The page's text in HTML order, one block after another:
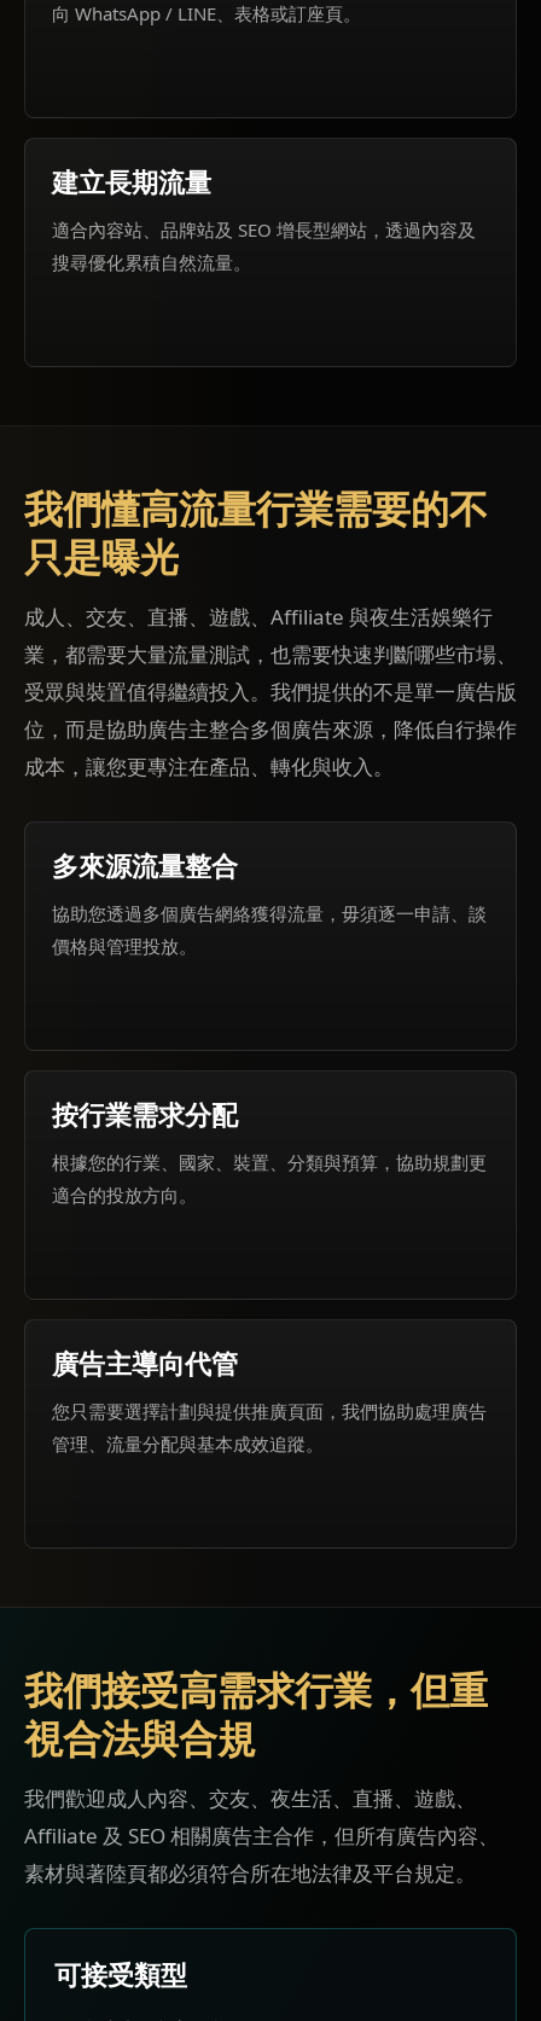
向 WhatsApp / LINE、表格或訂座頁。
建立長期流量
適合內容站、品牌站及 SEO 增長型網站，透過內容及
搜尋優化累積自然流量。
我們懂高流量行業需要的不
只是曝光
成人、交友、直播、遊戲、Affiliate 與夜生活娛樂行
業，都需要大量流量測試，也需要快速判斷哪些市場、
受眾與裝置值得繼續投入。我們提供的不是單一廣告版
位，而是協助廣告主整合多個廣告來源，降低自行操作
成本，讓您更專注在產品、轉化與收入。
多來源流量整合
協助您透過多個廣告網絡獲得流量，毋須逐一申請、談
價格與管理投放。
按行業需求分配
根據您的行業、國家、裝置、分類與預算，協助規劃更
適合的投放方向。
廣告主導向代管
您只需要選擇計劃與提供推廣頁面，我們協助處理廣告
管理、流量分配與基本成效追蹤。
我們接受高需求行業，但重
視合法與合規
我們歡迎成人內容、交友、夜生活、直播、遊戲、
Affiliate 及 SEO 相關廣告主合作，但所有廣告內容、
素材與著陸頁都必須符合所在地法律及平台規定。
可接受類型